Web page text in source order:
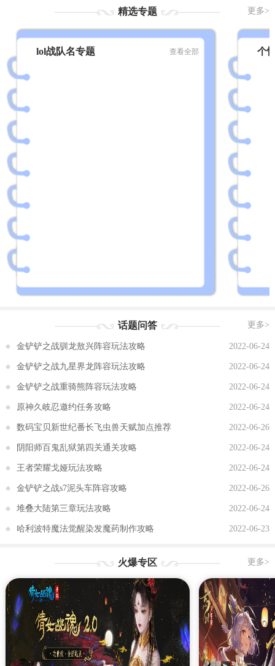
更多>
精选专题
查看全部
lol战队名专题 个
更多>
话题问答
2022-06-24
金铲铲之战驯龙敖兴阵容玩法攻略
2022-06-24
金铲铲之战九星界龙阵容玩法攻略
2022-06-24
金铲铲之战重骑熊阵容玩法攻略
2022-06-24
原神久岐忍邀约任务攻略
2022-06-26
数码宝贝新世纪番长飞虫兽天赋加点推荐
2022-06-24
阴阳师百鬼乱狱第四关通关攻略
2022-06-24
王者荣耀戈娅玩法攻略
2022-06-26
金铲铲之战s7泥头车阵容攻略
2022-06-24
堆叠大陆第三章玩法攻略
2022-06-23
哈利波特魔法觉醒染发魔药制作攻略
更多>
火爆专区